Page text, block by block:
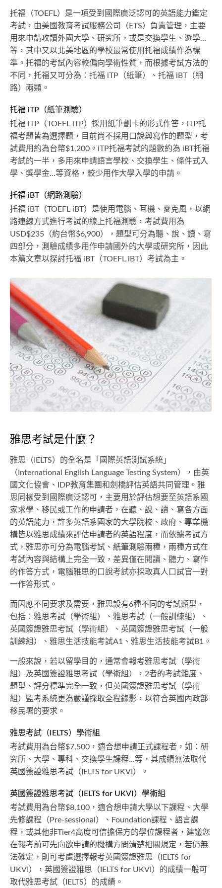
托福（TOEFL）是一項受到國際廣泛認可的英語能力鑑定
考試，由美國教育考試服務公司（ETS）負責管理，主要
用來申請攻讀外國大學、研究所，或是交換學生、遊學...
等，其中又以北美地區的學校最常使用托福成績作為標
準。托福的考試內容較偏向學術性質，而根據考試方法的
不同，托福又可分為：托福 iTP（紙筆）、托福 iBT（網
路）兩類。
托福 iTP（紙筆測驗）
托福 iTP（TOEFL iTP）採用紙筆劃卡的形式作答，iTP托
福考題皆為選擇題，目前尚不採用口說與寫作的題型，考
試費用約為台幣$1,200。iTP托福考試的題數約為 iBT托福
考試的一半，多用來申請語言學校、交換學生、條件式入
學、獎學金...等資格，較少用作大學入學的申請。
托福 iBT（網路測驗）
托福 iBT（TOEFL iBT）是使用電腦、耳機、麥克風，以網
路連線方式進行考試的線上托福測驗，考試費用為
USD$235（約台幣$6,900），題型可分為聽、說、讀、寫
四部分，測驗成績多用作申請國外的大學或研究所，因此
本篇文章以探討托福 iBT（TOEFL iBT）考試為主。
雅思考試是什麼？
雅思（IELTS）的全名是「國際英語測試系統」
（International English Language Testing System），由英
國文化協會、IDP教育集團和劍橋評估英語共同管理。雅
思同樣受到國際廣泛認可，主要用於評估想要至英語系國
家求學、移民或工作的申請者，在聽、說、讀、寫各方面
的英語能力，許多英語系國家的大學院校、政府、專業機
構皆以雅思成績來評估申請者的英語程度，而依據考試方
式，雅思亦可分為電腦考試、紙筆測驗兩種，兩種方式在
考試內容與結構上完全一致，差異僅在閱讀、聽力、寫作
的作答方式，電腦雅思的口說考試亦採取真人口試官一對
一作答形式。
而因應不同要求及需要，雅思設有6種不同的考試類型，
包括：雅思考試（學術組）、雅思考試（一般訓練組）、
英國簽證雅思考試（學術組）、英國簽證雅思考試（一般
訓練組）、雅思生活技能考試A1、雅思生活技能考試B1。
一般來說，若以留學目的，通常會報考雅思考試（學術
組）及英國簽證雅思考試（學術組），2者的考試難度、
題型、評分標準完全一致，但英國簽證雅思考試（學術
組）監考系統更為嚴謹採取全程錄影，以符合英國內政部
移民署的要求。
雅思考試（IELTS）學術組
考試費用為台幣$7,500，適合想申請正式課程者，如：研
究所、大學、專科、交換學生課程...等，其成績無法取代
英國簽證雅思考試（IELTS for UKVI）。
英國簽證雅思考試（IELTS for UKVI）學術組
考試費用為台幣$8,100，適合想申請大學以下課程、大學
先修課程（Pre-sessional）、Foundation課程、語言課
程，或其他非Tier4高度可信擔保方的學位課程者，建議您
在報考前可先向欲申請的機構方問清楚相關規定，若仍無
法確定，則可考慮選擇報考英國簽證雅思（IELTS for
UKVI），英國簽證雅思（IELTS for UKVI）的成績一般可
取代雅思考試（IELTS）的成績。